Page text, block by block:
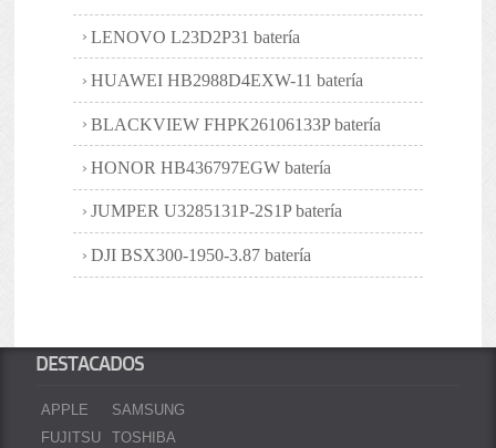
LENOVO L23D2P31 batería
HUAWEI HB2988D4EXW-11 batería
BLACKVIEW FHPK26106133P batería
HONOR HB436797EGW batería
JUMPER U3285131P-2S1P batería
DJI BSX300-1950-3.87 batería
DESTACADOS
APPLE
FUJITSU
SAMSUNG
TOSHIBA